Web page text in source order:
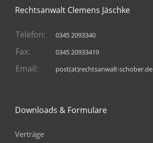
Rechtsanwalt Clemens Jäschke
Telefon: 0345 2093340
Fax: 0345 20933419
Email: post(at)rechtsanwalt-schober.de
Downloads & Formulare
Verträge